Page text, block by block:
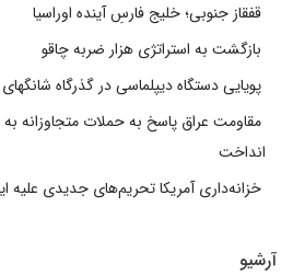
قفقاز جنوبی؛ خلیج فارسِ آینده اوراسیا
بازگشت به استراتژی هزار ضربه چاقو
پویایی دستگاه دیپلماسی در گذرگاه شانگهای
مقاومت عراق پاسخ به حملات متجاوزانه
انداخت
خزانه‌داری آمریکا تحریم‌های جدیدی علیه
آرشیو